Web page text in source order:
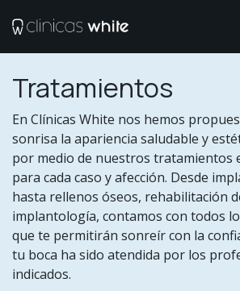
Tratamientos
En Clínicas White nos hemos
sonrisa la apariencia saludable y
por medio de nuestros tratamientos
para cada caso y afección. Desde
hasta rellenos óseos, rehabilitación
implantología, contamos con todos
que te permitirán sonreír con la
tu boca ha sido atendida por los
indicados.